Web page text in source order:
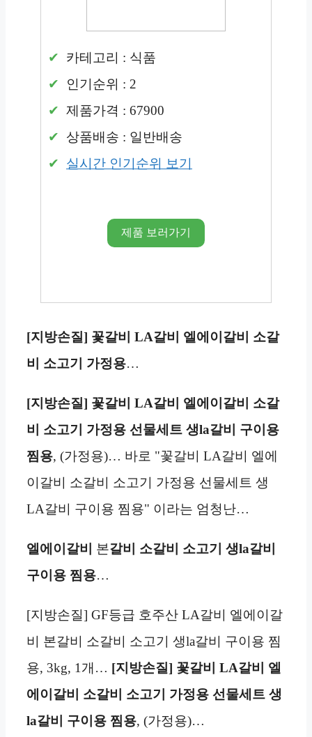
카테고리 : 식품
인기순위 : 2
제품가격 : 67900
상품배송 : 일반배송
실시간 인기순위 보기
제품 보러가기
[지방손질] 꽃갈비 LA갈비 엘에이갈비 소갈
비 소고기 가정용…
[지방손질] 꽃갈비 LA갈비 엘에이갈비 소갈
비 소고기 가정용 선물세트 생la갈비 구이용
찜용, (가정용)… 바로 "꽃갈비 LA갈비 엘에
이갈비 소갈비 소고기 가정용 선물세트 생
LA갈비 구이용 찜용" 이라는 엄청난…
엘에이갈비 본갈비 소갈비 소고기
생la갈비
구이용 찜용…
[지방손질] GF등급 호주산 LA갈비 엘에이갈
비 본갈비 소갈비 소고기 생la갈비 구이용 찜
용, 3kg, 1개… [지방손질] 꽃갈비 LA갈비 엘
에이갈비 소갈비 소고기 가정용 선물세트 생
la갈비 구이용 찜용, (가정용)…